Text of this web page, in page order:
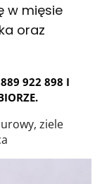
w mięsie
oraz
889 922 898 I
ziele